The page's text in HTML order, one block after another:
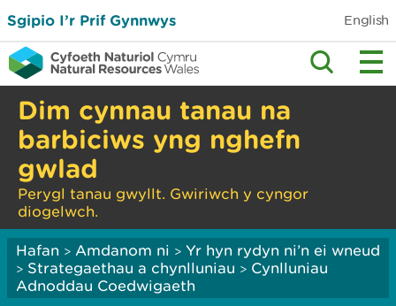
Sgipio I’r Prif Gynnwys English
Dim cynnau tanau na
barbiciws yng nghefn
gwlad
Perygl tanau gwyllt. Gwiriwch y cyngor
diogelwch.
Hafan > Amdanom ni > Yr hyn rydyn ni’n ei wneud
> Strategaethau a chynlluniau > Cynlluniau
Adnoddau Coedwigaeth